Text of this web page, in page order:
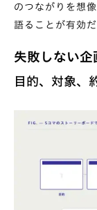
のつながりを想
語ることが有効
失敗しない企
目的、対象、